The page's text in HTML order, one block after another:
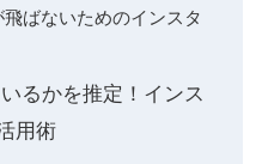
ばないためのインスタ
るかを推定！インス
用術